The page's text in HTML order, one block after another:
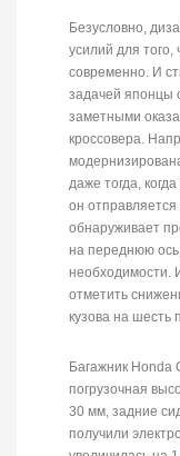
Безусловно,
усилий для того,
современно. И
задачей японцы
заметными
кроссовера.
даже тогда,
он отправляется
обнаруживает
на переднюю
необходимости.
отметить
кузова на шесть
Багажник Honda
погрузочная
30 мм, задние
получили